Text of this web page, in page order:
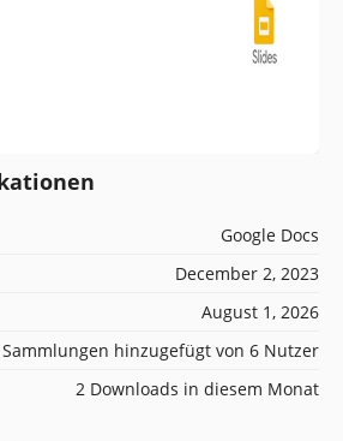
Google Docs
December 2, 2023
August 1, 2026
hinzugefügt von 6 Nutzer
2 Downloads in diesem Monat